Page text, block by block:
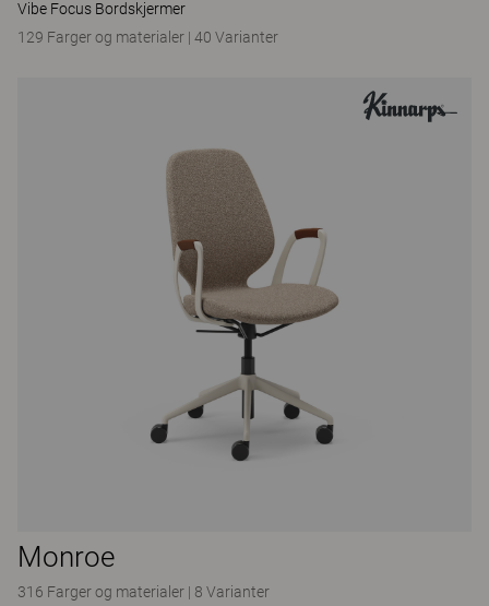
Vibe Focus Bordskjermer
129 Farger og materialer | 40 Varianter
Monroe
316 Farger og materialer | 8 Varianter